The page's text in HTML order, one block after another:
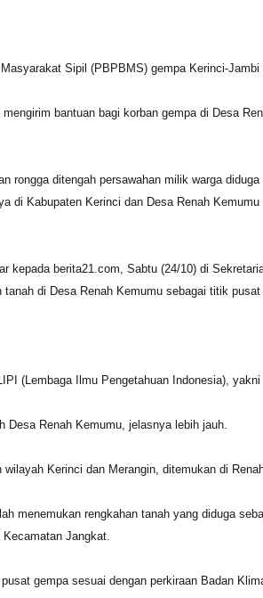
Sipil (PBPBMS) gempa Kerinci-
bantuan bagi korban gempa di Desa
rongga ditengah persawahan milik warga
di Kabupaten Kerinci dan Desa Renah
kepada berita21.com, Sabtu (24/10) di
di Desa Renah Kemumu sebagai titik
(Lembaga Ilmu Pengetahuan Indonesia),
Desa Renah Kemumu, jelasnya lebih jauh.
Kerinci dan Merangin, ditemukan di
menemukan rengkahan tanah yang diduga
Jangkat.
gempa sesuai dengan perkiraan Badan